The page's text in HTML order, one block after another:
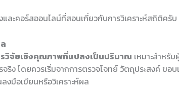
และคอร์สออนไลน์ที่สอนเกี่ยวกับการวิเคราะห์สถิติครับ
รวิจัยเชิงคุณภาพที่แปลงเป็นปริมาณ เหมาะสำหรั
ริง โดยควรเริ่มจากการตรวจโจทย์ วัตถุประสงค์ ขอบ
มือเขียนหรือวิเคราะห์ผล